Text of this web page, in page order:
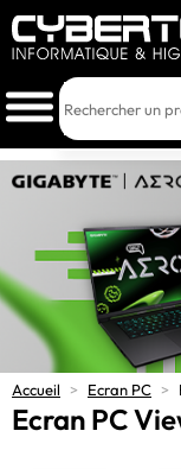
Accueil > Ecran PC >
Ecran PC